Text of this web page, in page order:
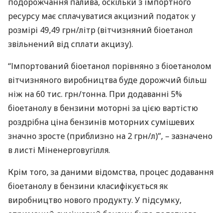
ресурсу має сплачуватися акцизний податок у
розмірі 49,49 грн/літр (вітчизняний біоетанол
звільнений від сплати акцизу).
“Імпортований біоетанол порівняно з біоетанолом
вітчизняного виробництва буде дорожчий більш
ніж на 60 тис. грн/тонна. При додаванні 5%
біоетанолу в бензини моторні за цією вартістю
роздрібна ціна бензинів моторних сумішевих
значно зросте (приблизно на 2 грн/л)”, – зазначено
в листі Міненерговугілля.
Крім того, за даними відомства, процес додавання
біоетанолу в бензини класифікується як
виробництво нового продукту. У підсумку,